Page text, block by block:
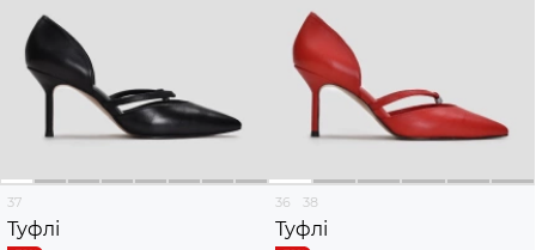
37
Туфлі
36 38
Туфлі